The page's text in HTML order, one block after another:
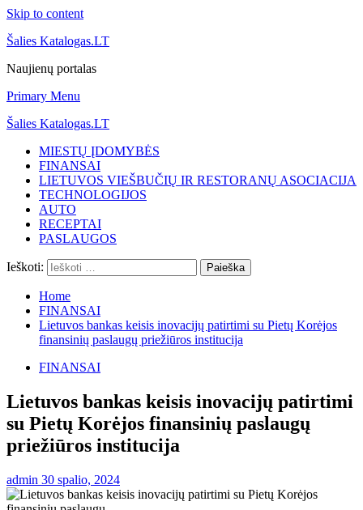
Skip to content
Šalies Katalogas.LT
Naujienų portalas
Primary Menu
Šalies Katalogas.LT
MIESTŲ ĮDOMYBĖS
FINANSAI
LIETUVOS VIEŠBUČIŲ IR RESTORANŲ ASOCIACIJA
TECHNOLOGIJOS
AUTO
RECEPTAI
PASLAUGOS
Ieškoti:
Home
FINANSAI
Lietuvos bankas keisis inovacijų patirtimi su Pietų Korėjos
finansinių paslaugų priežiūros institucija
FINANSAI
Lietuvos bankas keisis inovacijų patirtimi
su Pietų Korėjos finansinių paslaugų
priežiūros institucija
admin 30 spalio, 2024